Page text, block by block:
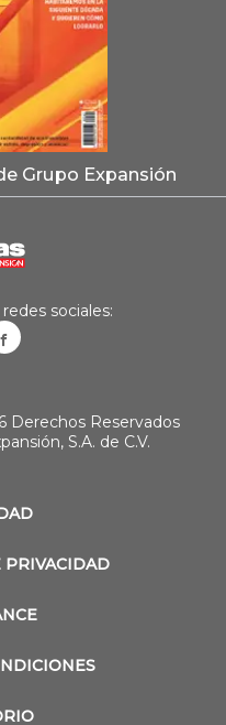
Grupo Expansión
PRIVACIDAD
sociales:
Derechos Reservados
S.A. de C.V.